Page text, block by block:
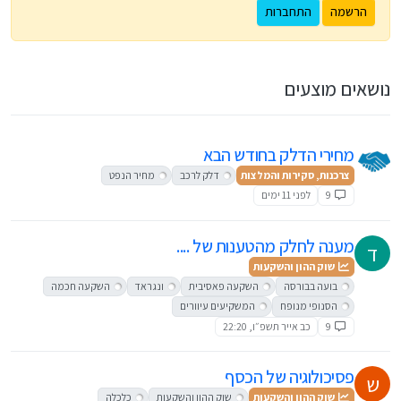
הרשמה התחברות
נושאים מוצעים
מחירי הדלק בחודש הבא
צרכנות, סקירות והמלצות דלק לרכב
מחיר הנפט
9
לפני 11 ימים
ד מענה לחלק מהטענות של ....
שוק ההון והשקעות
בועה בבורסה
השקעה פאסיבית ונגראד
השקעה חכמה
הסנופי מנופח
המשקיעים עיוורים
9
כב אייר תשפ״ו, 22:20
ש פסיכולוגיה של הכסף
שוק ההון והשקעות שוק ההון והשקעות כלכלה